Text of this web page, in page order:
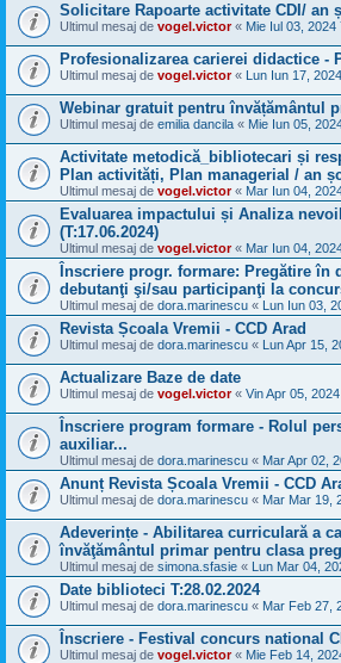
Solicitare Rapoarte activitate CDI/ an
Ultimul mesaj de vogel.victor« Mie Iul 03, 2024
Profesionalizarea carierei didactice -
Ultimul mesaj de vogel.victor« Lun Iun 17,
Webinar gratuit pentru învățământul
Ultimul mesaj de emilia dancila « Mie Iun 05,
Activitate metodică_bibliotecari și
Plan activități, Plan managerial / an
Ultimul mesaj de vogel.victor« Mar Iun 04,
Evaluarea impactului și Analiza
(T:17.06.2024)
Ultimul mesaj de vogel.victor« Mar Iun 04,
Înscriere progr. formare: Pregătire în
debutanţi şi/sau participanţi la
Ultimul mesaj de dora.marinescu « Lun Iun 03,
Revista Școala Vremii - CCD Arad
Ultimul mesaj de dora.marinescu « Lun Apr 15,
Actualizare Baze de date
Ultimul mesaj de vogel.victor« Vin Apr 05,
Înscriere program formare - Rolul
auxiliar...
Ultimul mesaj de dora.marinescu « Mar Apr 02,
Anunț Revista Școala Vremii - CCD
Ultimul mesaj de dora.marinescu « Mar Mar 19,
Adeverințe - Abilitarea curriculară a
învăţământul primar pentru clasa
Ultimul mesaj de simona.sfasie « Lun Mar 04,
Date biblioteci T:28.02.2024
Ultimul mesaj de dora.marinescu « Mar Feb 27,
Înscriere - Festival concurs national
Ultimul mesaj de vogel.victor« Mie Feb 14,